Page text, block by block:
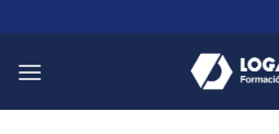
al
contenido